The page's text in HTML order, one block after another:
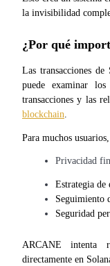
Power Piggy
Gana
Staking
la invisibilidad
¿Por qué
Las transacciones
puede examinar
transacciones y las
blockchain.
Para muchos
Privacidad
Estrategia de
Seguimiento
Seguridad
ARCANE intenta
directamente en